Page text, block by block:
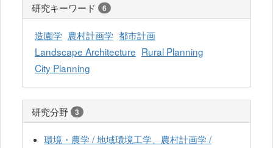
研究キーワード 6
造園学 農村計画学 都市計画
Landscape Architecture Rural Planning
City Planning
研究分野 3
環境・農学 / 地域環境工学、農村計画学 /